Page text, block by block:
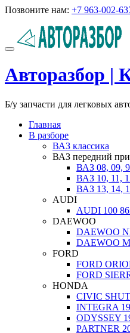
Перейти
содержимому
Позвоните нам: +7 963-002-
Показать/
навигацию
Авторазбор |
Б/у запчасти для легковых
Главная
В разборе
ВАЗ классика
ВАЗ передний
ВАЗ 08, 09,
ВАЗ 10, 11,
ВАЗ 13, 14,
AUDI
AUDI 100
DAEWOO
DAEWOO
DAEWOO
FORD
FORD
FORD
HONDA
CIVIC
INTEGRA
ODYSSEY
PARTNER